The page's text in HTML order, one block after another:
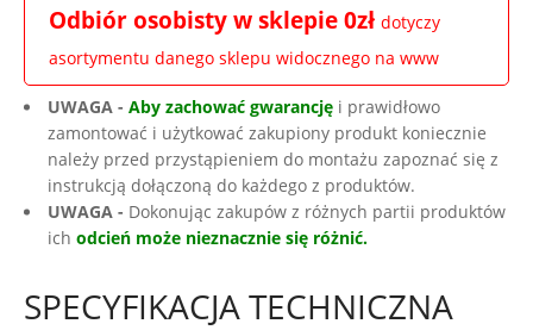
Odbiór osobisty w sklepie 0zł dotyczy
asortymentu danego sklepu widocznego na www
UWAGA - Aby zachować gwarancję i prawidłowo
zamontować i użytkować zakupiony produkt koniecznie
należy przed przystąpieniem do montażu zapoznać się z
instrukcją dołączoną do każdego z produktów.
UWAGA - Dokonując zakupów z różnych partii produktów
ich odcień może nieznacznie się różnić.
SPECYFIKACJA TECHNICZNA